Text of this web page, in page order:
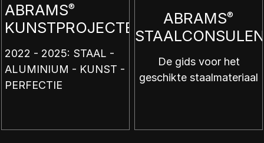
ABRAMS®
KUNSTPROJECTEN
2022 - 2025: STAAL -
ALUMINIUM - KUNST -
PERFECTIE
ABRAMS®
De gids voor het
geschikte staalmateriaal